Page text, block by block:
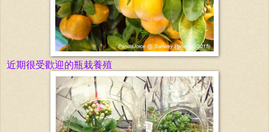
近期很受歡迎的瓶栽養殖